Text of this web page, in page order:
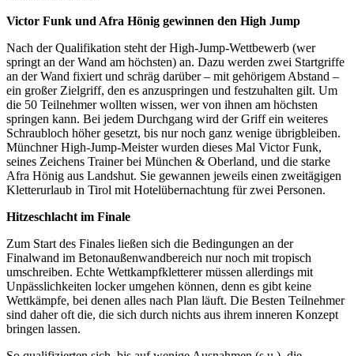
Victor Funk und Afra Hönig gewinnen den High Jump
Nach der Qualifikation steht der High-Jump-Wettbewerb (wer
springt an der Wand am höchsten) an. Dazu werden zwei Startgriffe
an der Wand fixiert und schräg darüber – mit gehörigem Abstand –
ein großer Zielgriff, den es anzuspringen und festzuhalten gilt. Um
die 50 Teilnehmer wollten wissen, wer von ihnen am höchsten
springen kann. Bei jedem Durchgang wird der Griff ein weiteres
Schraubloch höher gesetzt, bis nur noch ganz wenige übrigbleiben.
Münchner High-Jump-Meister wurden dieses Mal Victor Funk,
seines Zeichens Trainer bei München & Oberland, und die starke
Afra Hönig aus Landshut. Sie gewannen jeweils einen zweitägigen
Kletterurlaub in Tirol mit Hotelübernachtung für zwei Personen.
Hitzeschlacht im Finale
Zum Start des Finales ließen sich die Bedingungen an der
Finalwand im Betonaußenwandbereich nur noch mit tropisch
umschreiben. Echte Wettkampfkletterer müssen allerdings mit
Unpässlichkeiten locker umgehen können, denn es gibt keine
Wettkämpfe, bei denen alles nach Plan läuft. Die Besten Teilnehmer
sind daher oft die, die sich durch nichts aus ihrem inneren Konzept
bringen lassen.